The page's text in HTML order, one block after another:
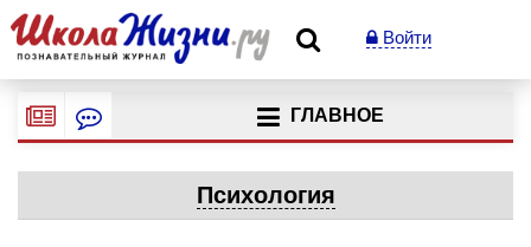
Войти
ГЛАВНОЕ
Психология